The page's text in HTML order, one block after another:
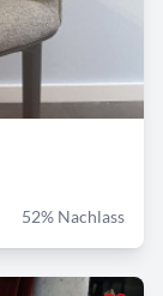
52% Nachlass